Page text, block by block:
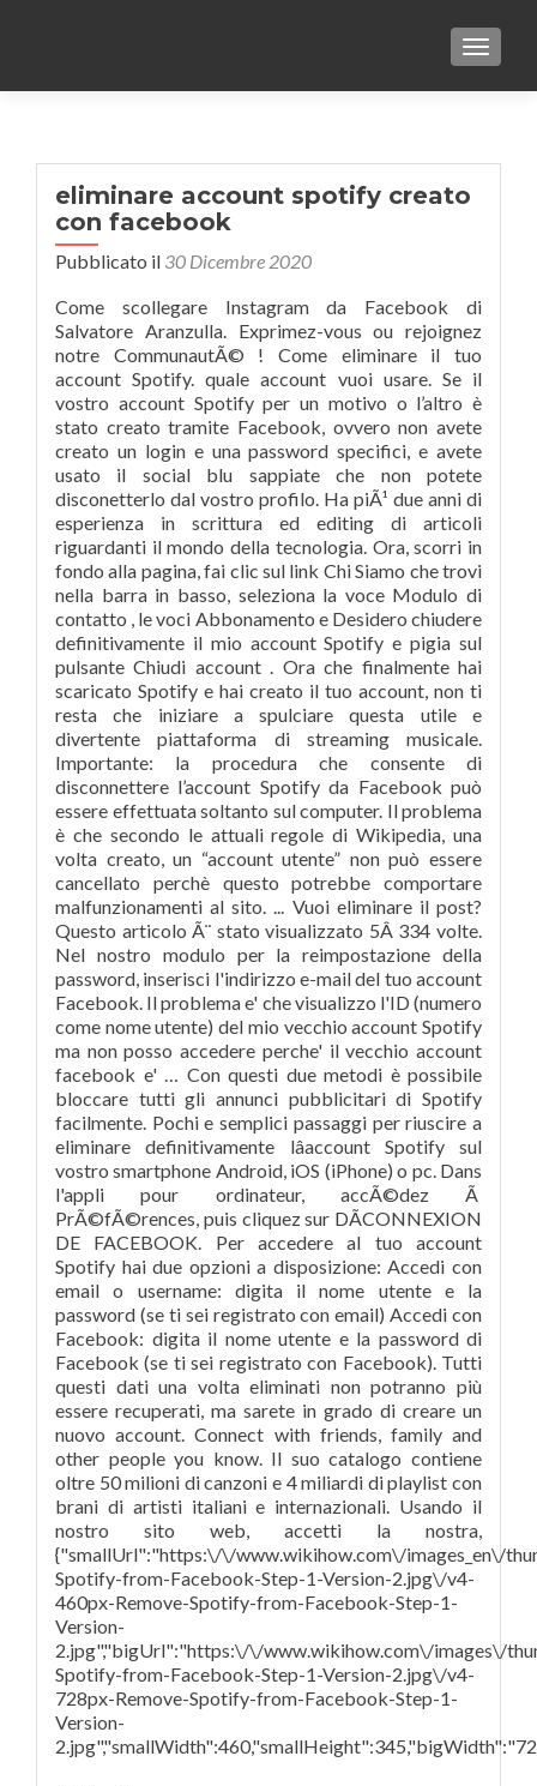
eliminare account spotify creato
con facebook
Pubblicato il 30 Dicembre 2020
Come scollegare Instagram da Facebook di
Salvatore Aranzulla. Exprimez-vous ou rejoignez
notre CommunautÃ© ! Come eliminare il tuo
account Spotify. quale account vuoi usare. Se il
vostro account Spotify per un motivo o l’altro è
stato creato tramite Facebook, ovvero non avete
creato un login e una password specifici, e avete
usato il social blu sappiate che non potete
disconetterlo dal vostro profilo. Ha piÃ¹ due anni di
esperienza in scrittura ed editing di articoli
riguardanti il mondo della tecnologia. Ora, scorri in
fondo alla pagina, fai clic sul link Chi Siamo che trovi
nella barra in basso, seleziona la voce Modulo di
contatto , le voci Abbonamento e Desidero chiudere
definitivamente il mio account Spotify e pigia sul
pulsante Chiudi account . Ora che finalmente hai
scaricato Spotify e hai creato il tuo account, non ti
resta che iniziare a spulciare questa utile e
divertente piattaforma di streaming musicale.
Importante: la procedura che consente di
disconnettere l’account Spotify da Facebook può
essere effettuata soltanto sul computer. Il problema
è che secondo le attuali regole di Wikipedia, una
volta creato, un “account utente” non può essere
cancellato perchè questo potrebbe comportare
malfunzionamenti al sito. ... Vuoi eliminare il post?
Questo articolo Ã¨ stato visualizzato 5Â 334 volte.
Nel nostro modulo per la reimpostazione della
password, inserisci l'indirizzo e-mail del tuo account
Facebook. Il problema e' che visualizzo l'ID (numero
come nome utente) del mio vecchio account Spotify
ma non posso accedere perche' il vecchio account
facebook e' … Con questi due metodi è possibile
bloccare tutti gli annunci pubblicitari di Spotify
facilmente. Pochi e semplici passaggi per riuscire a
eliminare definitivamente lâaccount Spotify sul
vostro smartphone Android, iOS (iPhone) o pc. Dans
l'appli pour ordinateur, accÃ©dez Ã
PrÃ©fÃ©rences, puis cliquez sur DÃCONNEXION
DE FACEBOOK. Per accedere al tuo account
Spotify hai due opzioni a disposizione: Accedi con
email o username: digita il nome utente e la
password (se ti sei registrato con email) Accedi con
Facebook: digita il nome utente e la password di
Facebook (se ti sei registrato con Facebook). Tutti
questi dati una volta eliminati non potranno più
essere recuperati, ma sarete in grado di creare un
nuovo account. Connect with friends, family and
other people you know. Il suo catalogo contiene
oltre 50 milioni di canzoni e 4 miliardi di playlist con
brani di artisti italiani e internazionali. Usando il
nostro sito web, accetti la nostra,
{"smallUrl":"https:\/\/www.wikihow.com\/images_en\/
Spotify-from-Facebook-Step-1-Version-2.jpg\/v4-
460px-Remove-Spotify-from-Facebook-Step-1-
Version-
2.jpg","bigUrl":"https:\/\/www.wikihow.com\/images\/
Spotify-from-Facebook-Step-1-Version-2.jpg\/v4-
728px-Remove-Spotify-from-Facebook-Step-1-
Version-